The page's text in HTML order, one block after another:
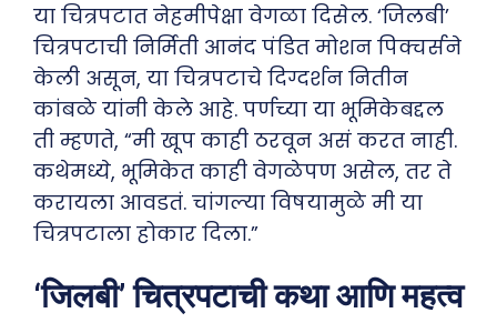
या चित्रपटात नेहमीपेक्षा वेगळा दिसेल. ‘जिलबी’
चित्रपटाची निर्मिती आनंद पंडित मोशन पिक्चर्सने
केली असून, या चित्रपटाचे दिग्दर्शन नितीन
कांबळे यांनी केले आहे. पर्णच्या या भूमिकेबद्दल
ती म्हणते, “मी खूप काही ठरवून असं करत नाही.
कथेमध्ये, भूमिकेत काही वेगळेपण असेल, तर ते
करायला आवडतं. चांगल्या विषयामुळे मी या
चित्रपटाला होकार दिला.”
‘जिलबी’ चित्रपटाची कथा आणि महत्व